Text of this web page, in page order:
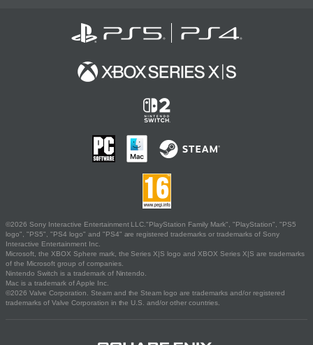
©2026 Sony Interactive Entertainment LLC."PlayStation Family Mark", "PlayStation", "PS5
logo", "PS5", "PS4 logo" and "PS4" are registered trademarks or trademarks of Sony
Interactive Entertainment Inc.
Microsoft, the XBOX Sphere mark, the Series X|S logo and XBOX Series X|S are trademarks
of the Microsoft group of companies.
Nintendo Switch is a trademark of Nintendo.
Mac is a trademark of Apple Inc.
©2026 Valve Corporation. Steam and the Steam logo are trademarks and/or registered
trademarks of Valve Corporation in the U.S. and/or other countries.